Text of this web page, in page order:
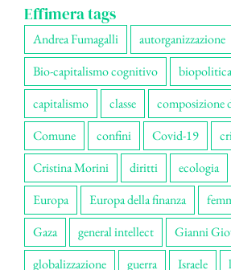
Effimera tags
Andrea Fumagalli
autorganizzazione
Bio-capitalismo cognitivo
biopolitica
capitalismo
classe
composizione
Comune
confini Covid-19
Cristina Morini
diritti ecologia
Europa
Europa della finanza
Gaza
general intellect
Gianni
globalizzazione
guerra Israele